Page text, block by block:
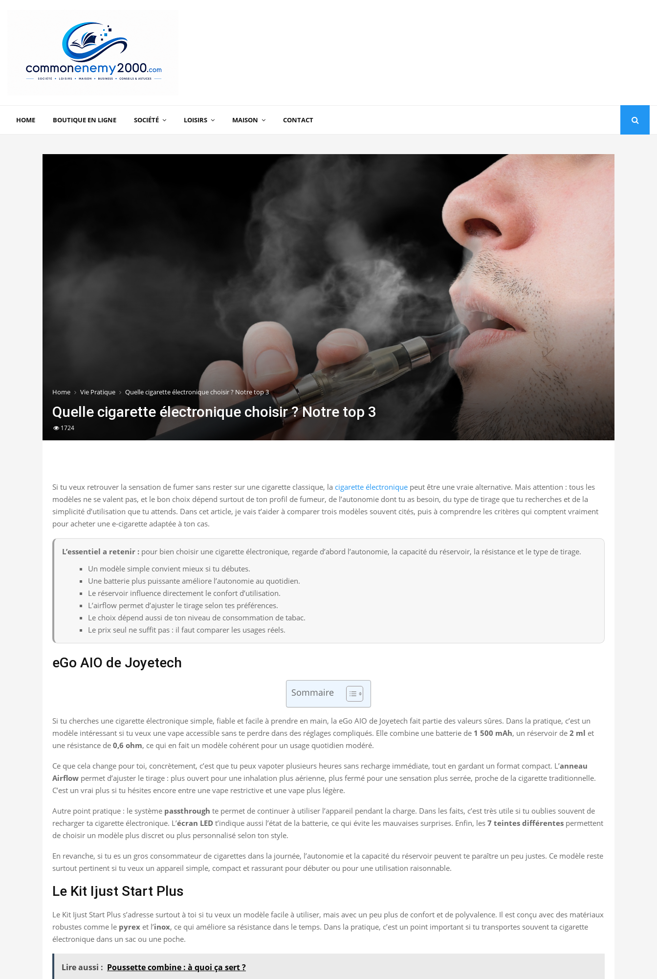
HOME BOUTIQUE EN LIGNE SOCIÉTÉ LOISIRS MAISON CONTACT
Home Vie Pratique Quelle cigarette électronique choisir ? Notre top 3
Quelle cigarette électronique choisir ? Notre top 3
1724
Si tu veux retrouver la sensation de fumer sans rester sur une cigarette classique, la cigarette électronique peut être une vraie alternative. Mais attention : tous les
modèles ne se valent pas, et le bon choix dépend surtout de ton profil de fumeur, de l’autonomie dont tu as besoin, du type de tirage que tu recherches et de la
simplicité d’utilisation que tu attends. Dans cet article, je vais t’aider à comparer trois modèles souvent cités, puis à comprendre les critères qui comptent vraiment
pour acheter une e-cigarette adaptée à ton cas.
L’essentiel a retenir : pour bien choisir une cigarette électronique, regarde d’abord l’autonomie, la capacité du réservoir, la résistance et le type de tirage.
Un modèle simple convient mieux si tu débutes.
Une batterie plus puissante améliore l’autonomie au quotidien.
Le réservoir influence directement le confort d’utilisation.
L’airflow permet d’ajuster le tirage selon tes préférences.
Le choix dépend aussi de ton niveau de consommation de tabac.
Le prix seul ne suffit pas : il faut comparer les usages réels.
eGo AIO de Joyetech
Sommaire
Si tu cherches une cigarette électronique simple, fiable et facile à prendre en main, la eGo AIO de Joyetech fait partie des valeurs sûres. Dans la pratique, c’est un
modèle intéressant si tu veux une vape accessible sans te perdre dans des réglages compliqués. Elle combine une batterie de 1 500 mAh, un réservoir de 2 ml et
une résistance de 0,6 ohm, ce qui en fait un modèle cohérent pour un usage quotidien modéré.
Ce que cela change pour toi, concrètement, c’est que tu peux vapoter plusieurs heures sans recharge immédiate, tout en gardant un format compact. L’anneau
Airflow permet d’ajuster le tirage : plus ouvert pour une inhalation plus aérienne, plus fermé pour une sensation plus serrée, proche de la cigarette traditionnelle.
C’est un vrai plus si tu hésites encore entre une vape restrictive et une vape plus légère.
Autre point pratique : le système passthrough te permet de continuer à utiliser l’appareil pendant la charge. Dans les faits, c’est très utile si tu oublies souvent de
recharger ta cigarette électronique. L’écran LED t’indique aussi l’état de la batterie, ce qui évite les mauvaises surprises. Enfin, les 7 teintes différentes permettent
de choisir un modèle plus discret ou plus personnalisé selon ton style.
En revanche, si tu es un gros consommateur de cigarettes dans la journée, l’autonomie et la capacité du réservoir peuvent te paraître un peu justes. Ce modèle reste
surtout pertinent si tu veux un appareil simple, compact et rassurant pour débuter ou pour une utilisation raisonnable.
Le Kit Ijust Start Plus
Le Kit Ijust Start Plus s’adresse surtout à toi si tu veux un modèle facile à utiliser, mais avec un peu plus de confort et de polyvalence. Il est conçu avec des matériaux
robustes comme le pyrex et l’inox, ce qui améliore sa résistance dans le temps. Dans la pratique, c’est un point important si tu transportes souvent ta cigarette
électronique dans un sac ou une poche.
Lire aussi : Poussette combine : à quoi ça sert ?